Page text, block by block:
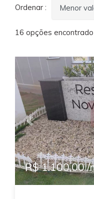
Ordenar :
16 opções
Previous
R$ 1.100,00 /